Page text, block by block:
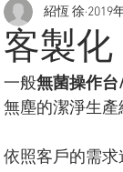
客製化
紹恆 徐 2019
一般無菌操作
無塵的潔淨生
依照客戶的需